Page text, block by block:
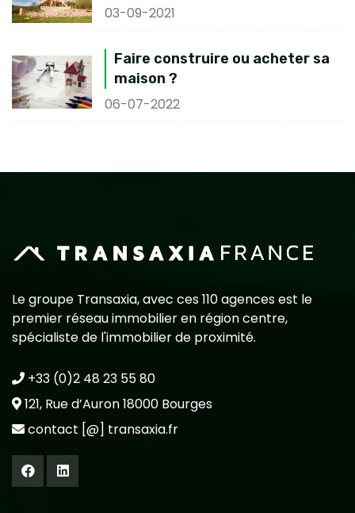
03-09-2021
Faire construire ou acheter sa
maison ?
06-07-2022
Le groupe Transaxia, avec ces 110 agences est le
premier réseau immobilier en région centre,
spécialiste de l'immobilier de proximité.
+33 (0)2 48 23 55 80
121, Rue d’Auron 18000 Bourges
contact [@] transaxia.fr